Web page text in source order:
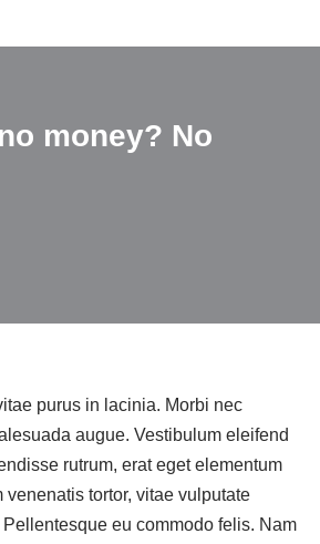
money? No
purus in lacinia. Morbi nec
augue. Vestibulum eleifend
rutrum, erat eget elementum
venenatis tortor, vitae vulputate
eu commodo felis. Nam